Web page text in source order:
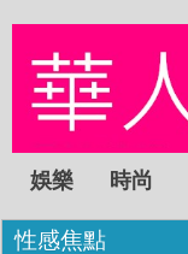
娛樂 時尚
性感焦點